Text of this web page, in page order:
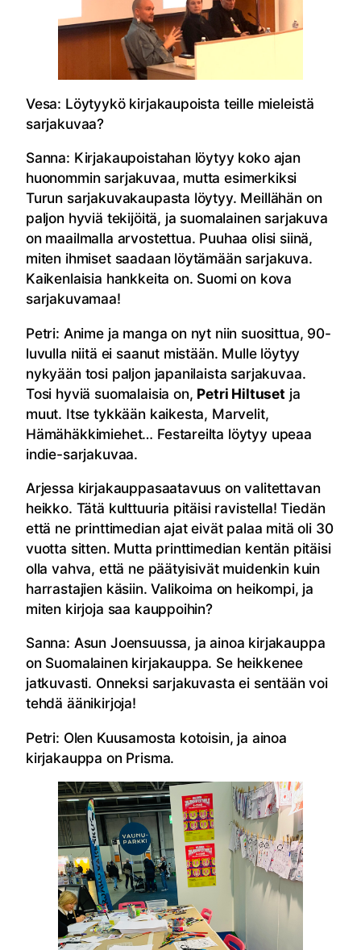
Vesa: Löytyykö kirjakaupoista teille mieleistä
sarjakuvaa?
Sanna: Kirjakaupoistahan löytyy koko ajan
huonommin sarjakuvaa, mutta esimerkiksi
Turun sarjakuvakaupasta löytyy. Meillähän on
paljon hyviä tekijöitä, ja suomalainen sarjakuva
on maailmalla arvostettua. Puuhaa olisi siinä,
miten ihmiset saadaan löytämään sarjakuva.
Kaikenlaisia hankkeita on. Suomi on kova
sarjakuvamaa!
Petri: Anime ja manga on nyt niin suosittua, 90-
luvulla niitä ei saanut mistään. Mulle löytyy
nykyään tosi paljon japanilaista sarjakuvaa.
Tosi hyviä suomalaisia on, Petri Hiltuset ja
muut. Itse tykkään kaikesta, Marvelit,
Hämähäkkimiehet… Festareilta löytyy upeaa
indie-sarjakuvaa.
Arjessa kirjakauppasaatavuus on valitettavan
heikko. Tätä kulttuuria pitäisi ravistella! Tiedän
että ne printtimedian ajat eivät palaa mitä oli 30
vuotta sitten. Mutta printtimedian kentän pitäisi
olla vahva, että ne päätyisivät muidenkin kuin
harrastajien käsiin. Valikoima on heikompi, ja
miten kirjoja saa kauppoihin?
Sanna: Asun Joensuussa, ja ainoa kirjakauppa
on Suomalainen kirjakauppa. Se heikkenee
jatkuvasti. Onneksi sarjakuvasta ei sentään voi
tehdä äänikirjoja!
Petri: Olen Kuusamosta kotoisin, ja ainoa
kirjakauppa on Prisma.